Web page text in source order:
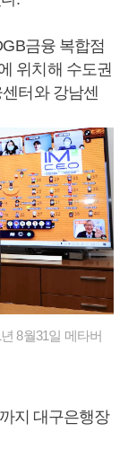
금융 복합점
위치해 수도권
터와 강남센
8월31일 메타버
지 대구은행장